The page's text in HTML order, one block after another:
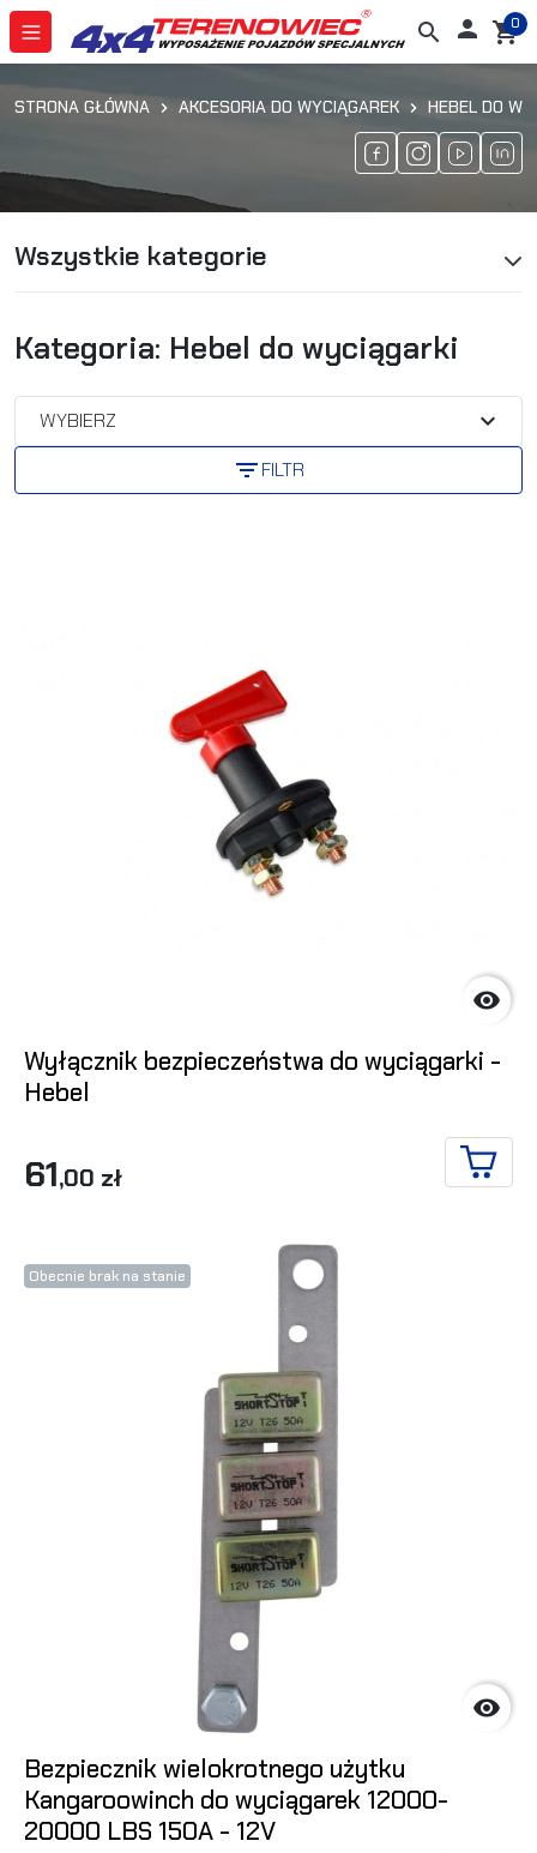
search  shopping_cart
0
STRONA GŁÓWNA AKCESORIA DO WYCIĄGAREK HEBEL DO
Wszystkie kategorie
Kategoria: Hebel do wyciągarki
WYBIERZ
expand_more
filter_listFILTR

Wyłącznik bezpieczeństwa do wyciągarki -
Hebel
61,00 zł DO
Obecnie brak na stanie

Bezpiecznik wielokrotnego użytku
Kangaroowinch do wyciągarek 12000-
20000 LBS 150A - 12V